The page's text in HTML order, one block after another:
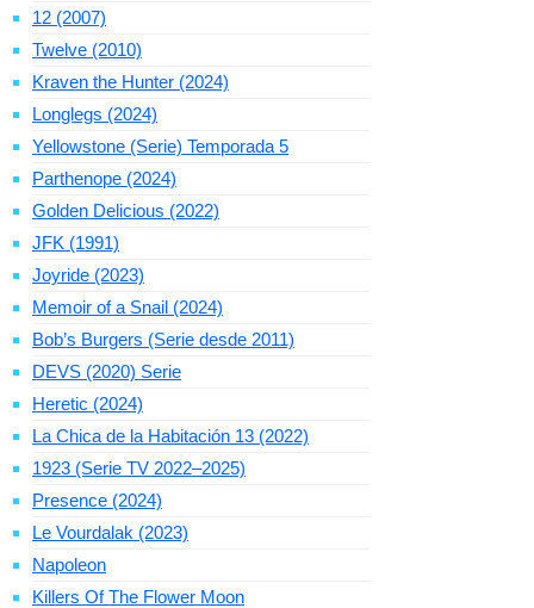
12 (2007)
Twelve (2010)
Kraven the Hunter (2024)
Longlegs (2024)
Yellowstone (Serie) Temporada 5
Parthenope (2024)
Golden Delicious (2022)
JFK (1991)
Joyride (2023)
Memoir of a Snail (2024)
Bob’s Burgers (Serie desde 2011)
DEVS (2020) Serie
Heretic (2024)
La Chica de la Habitación 13 (2022)
1923 (Serie TV 2022–2025)
Presence (2024)
Le Vourdalak (2023)
Napoleon
Killers Of The Flower Moon